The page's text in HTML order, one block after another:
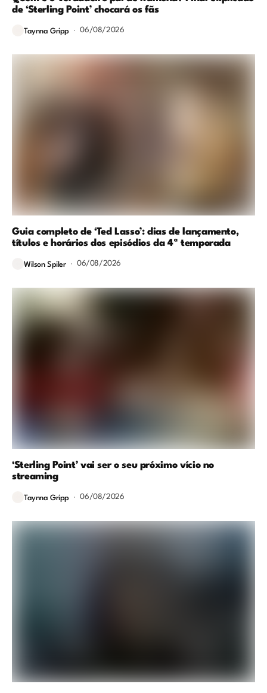
de ‘Sterling Point’ chocará os fãs
Taynna Gripp 06/08/2026
Guia completo de ‘Ted Lasso’: dias de lançamento,
títulos e horários dos episódios da 4ª temporada
Wilson Spiler 06/08/2026
‘Sterling Point’ vai ser o seu próximo vício no
streaming
Taynna Gripp 06/08/2026